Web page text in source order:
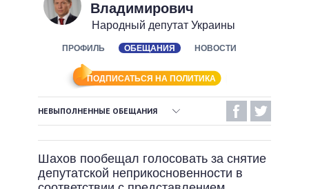
СОБЫТИЯ
МНЕНИЯ
ОБЗОРЫ
ДАЙДЖЕСТЫ
ЭКОНОМИКА
ОБЩЕСТВО
МИР
ПОЛИТИКИ
ВСЕ ПОЛИТИКИ
ПРЕЗИДЕНТ И ОФИС
ВЕРХОВНАЯ РАДА
КАБИНЕТ МИНИСТРОВ
ВСЕ ПЕРСОНЫ
ИНФОГРАФИКА
ВИДЕО
ПОДДЕРЖАТЬ
СРАВНЕНИЕ ПОЛИТИКОВ
Владимирович
Народный депутат Украины
ПРОФИЛЬ ОБЕЩАНИЯ НОВОСТИ
ПОДПИСАТЬСЯ НА ПОЛИТИКА
НЕВЫПОЛНЕННЫЕ ОБЕЩАНИЯ
НЕВЫПОЛНЕННЫЕ ОБЕЩАНИЯ
ОБЕЩАНИЯ В ПРОЦЕССЕ
Шахов пообещал голосовать за снятие
депутатской неприкосновенности в